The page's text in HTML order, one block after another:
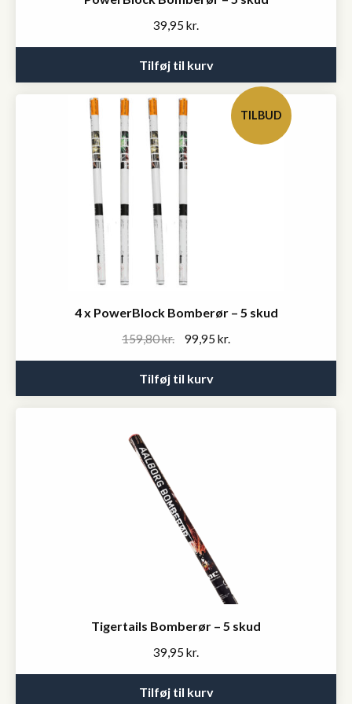
39,95 kr.
Tilføj til kurv
TILBUD
4 x PowerBlock Bomberør – 5 skud
159,80kr.
Original
was:
159,80 kr..
99,95 kr.
99,95 kr..
Tilføj til kurv
Tigertails Bomberør – 5 skud
39,95 kr.
Tilføj til kurv